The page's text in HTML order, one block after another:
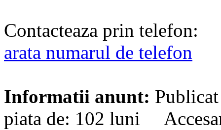
Contacteaza prin telefon:
arata numarul de telefon
Informatii anunt:
piata de: 102 luni